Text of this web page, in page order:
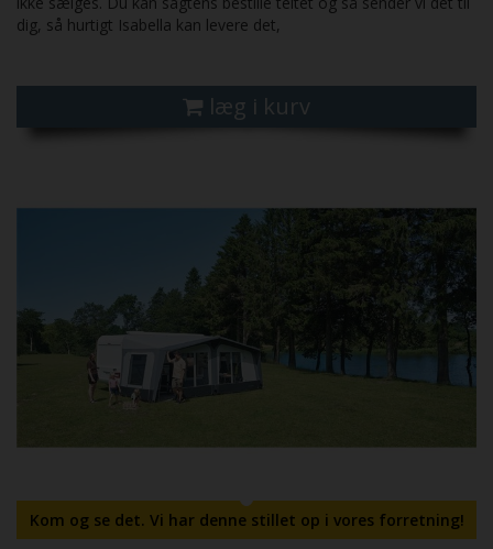
dig, så hurtigt Isabella kan levere det,
læg i kurv
Kom og se det. Vi har denne stillet op i vores forretning!